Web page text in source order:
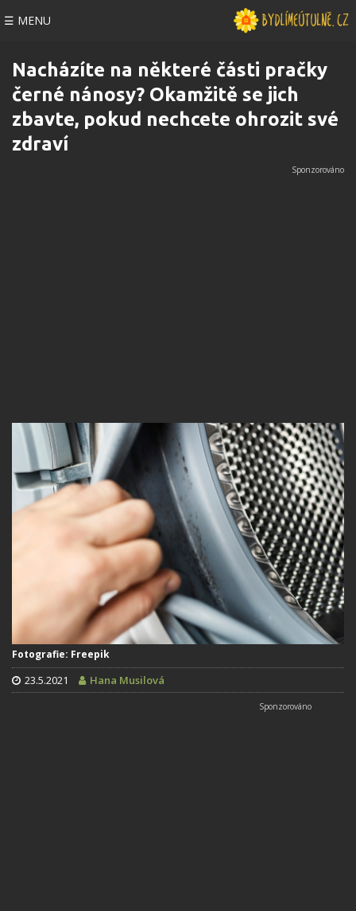
☰ MENU
Nacházíte na některé části pračky
černé nánosy? Okamžitě se jich
zbavte, pokud nechcete ohrozit své
zdraví
Fotografie: Freepik
23.5.2021 Hana Musilová